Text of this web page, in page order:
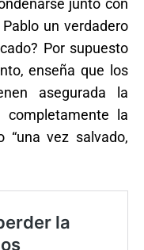
un verdadero
Por supuesto
enseña que los
asegurada la
completamente la
“una vez salvado,